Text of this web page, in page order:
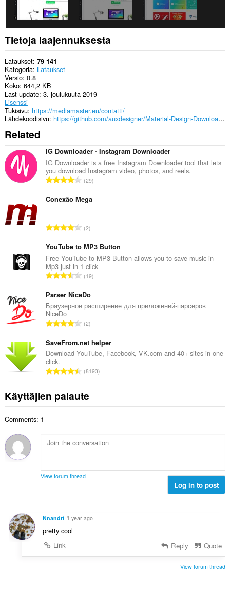
them
to
you
in
the
system
tray.
Laajennuksella
on
pääsy
välilehdillesi
ja
Tietoja laajennuksesta
Lataukset 79 141
Kategoria Lataukset
Versio 0.8
Koko 644,2 KB
Last update 3. joulukuuta 2019
Lisenssi
Tukisivu https://mediamaster.eu/contatti/
Lähdekoodisivu
https://github.com/auxdesigner/Material-Design-Download-Manager
Related
IG Downloader - Instagram Downloader
IG Downloader is a free Instagram Downloader tool that lets
you download Instagram video, photos, and reels.
A
v
i
a
y
h
e
e
n
s
:
29
Conexão Mega
A
v
i
o
i
a
y
h
e
e
s
:
2
YouTube to MP3 Button
Free YouTube to MP3 Button allows you to save music in
Mp3 just in 1 click
A
v
i
i
a
y
h
e
n
:
19
Parser NiceDo
Браузерное расширение для приложений-парсеров
NiceDo
A
v
i
i
a
y
e
e
ä
2
SaveFrom.net helper
Download YouTube, Facebook, VK.com and 40+ sites in one
click.
A
v
i
t
a
t
s
8193
Käyttäjien palaute
Comments: 1
View forum thread
Log in to post
Nnandri 1 year ago
pretty cool
Link
Reply Quote
View forum thread